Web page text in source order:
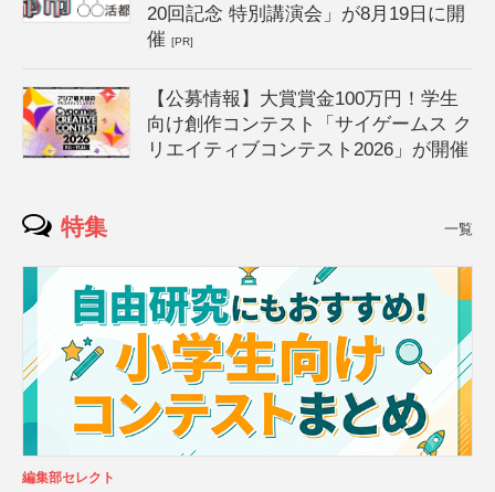
20回記念 特別講演会」が8月19日に開
催[PR]
【公募情報】大賞賞金100万円！学生
向け創作コンテスト「サイゲームス ク
リエイティブコンテスト2026」が開催
特集 一覧
編集部セレクト